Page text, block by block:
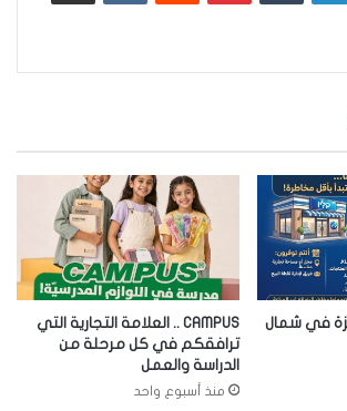
في شمال
CAMPUS .. العلامة التجارية التي
ترافقكم في كل مرحلة من
الدراسة والعمل
منذ أسبوع واحد